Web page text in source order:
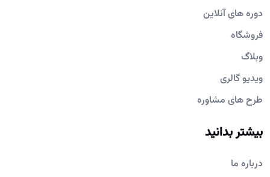
دوره های آنلاین
فروشگاه
وبلاگ
ویدیو گالری
طرح های مشاوره
بیشتر بدانید
درباره ما